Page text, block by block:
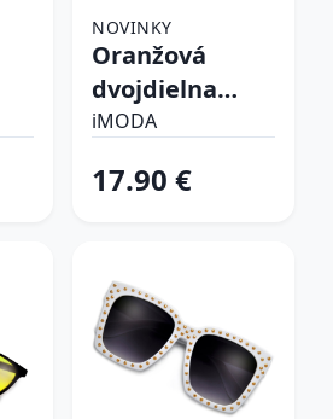
NOVINKY
Oranžová
dvojdielna
bavlnená
iMODA
17.90 €